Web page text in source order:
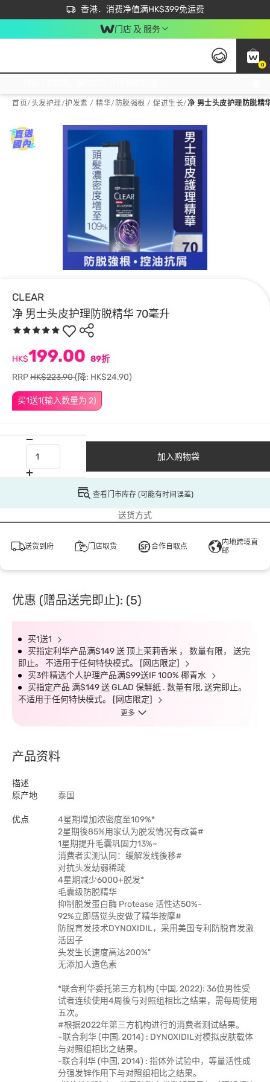
香港．消费净值满HK$399免运费
立即成为易赏钱会员尽享独家优惠
首次APP下单买满$450 输入 NEWAPP 即减$50
门店 及 服务
0
首页/头发护理/护发素 / 精华/ 防脱强根 / 促进生长/净 男士头皮护理防脱精
CLEAR
净 男士头皮护理防脱精华 70毫升
买1送1(输入数量为 2)
HK$199.00 89折
RRPHK$223.90(降: HK$24.90)
加入购物袋
查看门市库存 (可能有时间误差)
送货方式
送货到府 门店取货 合作自取点
内地跨境直
邮
优惠 (赠品送完即止): (5)
买1送1
买指定利华产品满$149 送 顶上茉莉香米 ， 数量有限， 送完
即止。 不适用于任何特快模式。 [网店限定]
买3件精选个人护理产品满$99送IF 100% 椰青水
买指定产品 满$149 送 GLAD 保鮮紙 . 数量有限, 送完即止。
不适用于任何特快模式。 [网店限定]
更多
产品资料
描述
原产地
泰国
优点
4星期增加浓密度至109%*
2星期後85%用家认为脱发情况有改善#
1星期提升毛囊巩固力13%~
消费者实测认同：缓解发线後移#
对抗头发幼弱稀疏
4星期减少6000+脱发*
毛囊级防脱精华
抑制脱发蛋白酶 Protease 活性达50%-
92%立即感觉头皮做了精华按摩#
防脱育发技术DYNOXIDIL，采用美国专利防脱育发激
活因子
头发生长速度高达200%"
无添加人造色素
*联合利华委托第三方机构 (中国, 2022): 36位男性受
试者连续使用4周後与对照组相比之结果，需每周使用
五次。
#根据2022年第三方机构进行的消费者测试结果。
~联合利华 (中国, 2014) : DYNOXIDIL对模拟皮肤载体
与对照组相比之结果。
-联合利华 (中国, 2014) : 指体外试验中，等量活性成
分强发锌作用下与对照组相比之结果。